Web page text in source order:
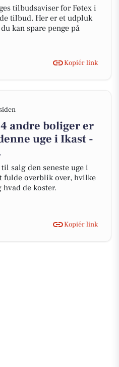
tilbudsaviser for Føtex i
tilbud. Her er et udpluk
kan spare penge på
Kopiér link
andre boliger er
uge i Ikast -
salg den seneste uge i
fulde overblik over, hvilke
de koster.
Kopiér link